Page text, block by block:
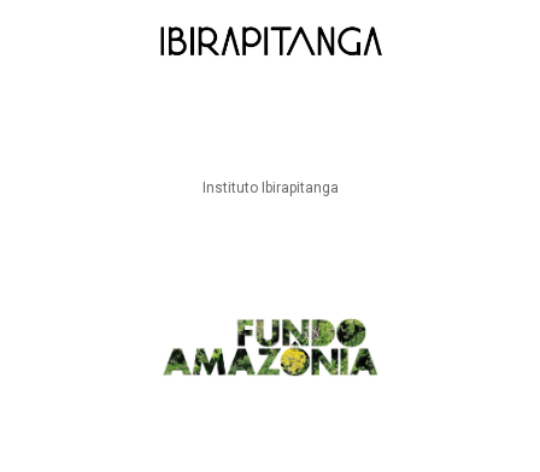
Instituto Ibirapitanga